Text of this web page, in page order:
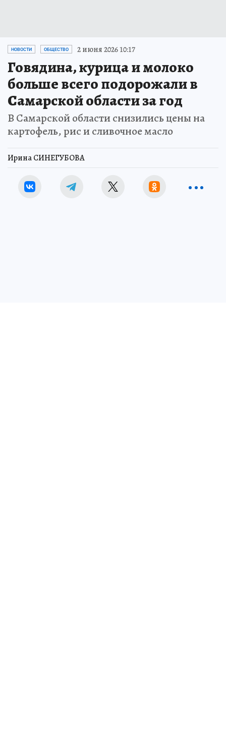
НОВОСТИ ОБЩЕСТВО 2 июня 2026 10:17
Говядина, курица и молоко
больше всего подорожали в
Самарской области за год
В Самарской области снизились цены на
картофель, рис и сливочное масло
Ирина СИНЕГУБОВА